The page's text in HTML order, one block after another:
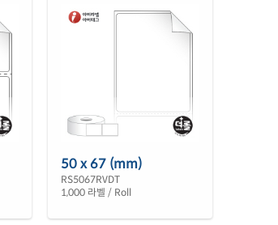
50 x 67 (mm)
RS5067RVDT
1,000 라벨 / Roll